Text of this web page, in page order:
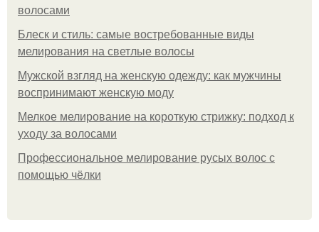
волосами
Блеск и стиль: самые востребованные виды
мелирования на светлые волосы
Мужской взгляд на женскую одежду: как мужчины
воспринимают женскую моду
Мелкое мелирование на короткую стрижку: подход к
уходу за волосами
Профессиональное мелирование русых волос с
помощью чёлки